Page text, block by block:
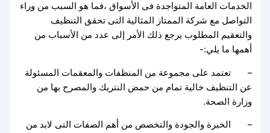
الخدمات العامة المتواجدة فى الأسواق ،فما هو السبب من وراء
التواصل مع شركة الممتاز المثالية التى تحقق التنظيف
والتعقيم المطلوب يرجع ذلك الأمر إلى عدد من الأسباب من
أهمها ما يلي:-
– تعتمد على مجموعة من المنظفات والمعقمات المسئولة
عن التنظيف خالية تمام من حمض النتريك والمصرح بها من
وزارة الصحة.
– الخبرة والجودة والتخصص من أهم الصفات التى لابد من